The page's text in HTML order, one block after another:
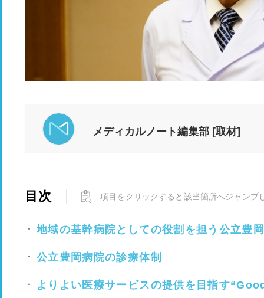
メディカルノート編集部 [取材]
目次 項目をクリックすると該当箇所へジャンプ
地域の基幹病院としての役割を担う公立豊
公立豊岡病院の診療体制
よりよい医療サービスの提供を目指す